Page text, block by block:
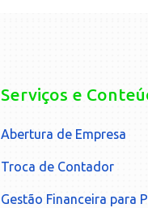
Serviços e
Abertura de Empresa
Troca de Contador
Gestão Financeira para